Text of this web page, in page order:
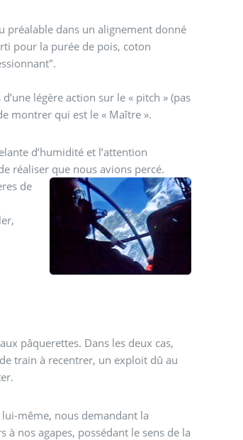
préalable dans un alignement donné
pour la purée de pois, coton
légère action sur le « pitch » (pas
montrer qui est le « Maître ».
d’humidité et l’attention
réaliser que nous avions percé.
de
pâquerettes. Dans les deux cas,
train à recentrer, un exploit dû au
lui-même, nous demandant la
nos agapes, possédant le sens de la